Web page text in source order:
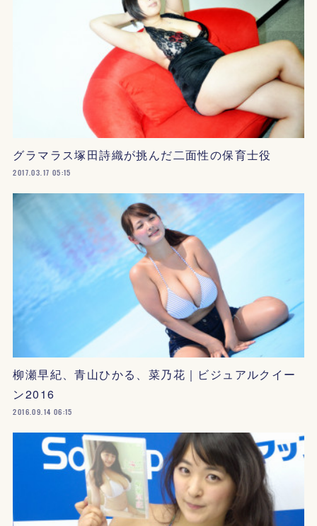
グラマラス塚田詩織が挑んだ二面性の保育士役
2017.03.17 05:15
柳瀬早紀、青山ひかる、菜乃花｜ビジュアルクイー
ン2016
2016.09.14 06:15